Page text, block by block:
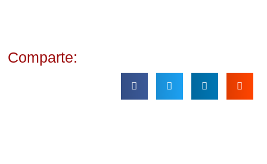
Comparte: